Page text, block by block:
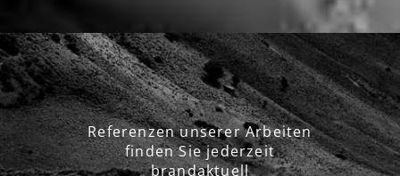
Referenzen unserer Arbeiten
finden Sie jederzeit
brandaktuell